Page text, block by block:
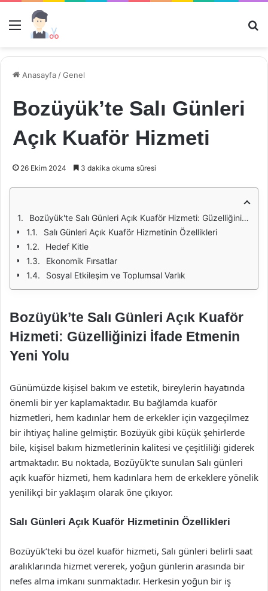
Menü
Anasayfa /Genel
Bozüyük’te Salı Günleri
Açık Kuaför Hizmeti
26 Ekim 2024 3 dakika okuma süresi
Bozüyük'te Salı Günleri Açık Kuaför Hizmeti: Güzelliğinizi İfade Etmenin Yeni Yolu
Salı Günleri Açık Kuaför Hizmetinin Özellikleri
Hedef Kitle
Ekonomik Fırsatlar
Sosyal Etkileşim ve Toplumsal Varlık
Bozüyük’te Salı Günleri Açık Kuaför
Hizmeti: Güzelliğinizi İfade Etmenin
Yeni Yolu
Günümüzde kişisel bakım ve estetik, bireylerin hayatında
önemli bir yer kaplamaktadır. Bu bağlamda kuaför
hizmetleri, hem kadınlar hem de erkekler için vazgeçilmez
bir ihtiyaç haline gelmiştir. Bozüyük gibi küçük şehirlerde
bile, kişisel bakım hizmetlerinin kalitesi ve çeşitliliği giderek
artmaktadır. Bu noktada, Bozüyük’te sunulan Salı günleri
açık kuaför hizmeti, hem kadınlara hem de erkeklere yönelik
yenilikçi bir yaklaşım olarak öne çıkıyor.
Salı Günleri Açık Kuaför Hizmetinin Özellikleri
Bozüyük’teki bu özel kuaför hizmeti, Salı günleri belirli saat
aralıklarında hizmet vererek, yoğun günlerin arasında bir
nefes alma imkanı sunmaktadır. Herkesin yoğun bir iş